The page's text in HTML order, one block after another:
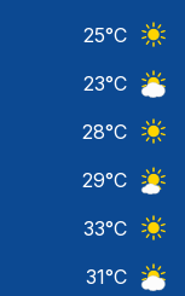
25°C
23°C
28°C
29°C
33°C
31°C